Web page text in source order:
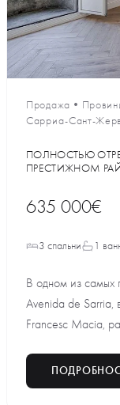
Продажа •
Сарриа-Сант-
ПОЛНОСТЬЮ
ПРЕСТИЖНОМ
635 000€
3 спальни 1
В одном из самых
Avenida de Sarria,
Francesc Macia,